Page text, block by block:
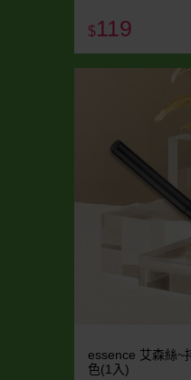
$119
essence 艾森絲~
色(1入)